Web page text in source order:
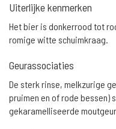
Uiterlijke kenmerken
Het bier is donkerrood tot
romige witte schuimkraag.
Geurassociaties
De sterk rinse, melkzurige
pruimen en of rode bessen)
gekaramelliseerde